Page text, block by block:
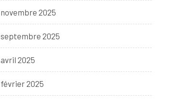
novembre 2025
septembre 2025
avril 2025
février 2025